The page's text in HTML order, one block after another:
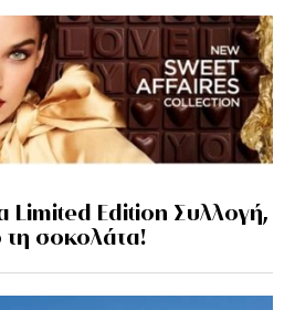
Limited Edition Συλλογή,
τη σοκολάτα!